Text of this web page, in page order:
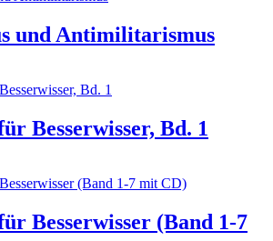
und Antimilitarismus
Besserwisser, Bd. 1
Besserwisser (Band 1-7